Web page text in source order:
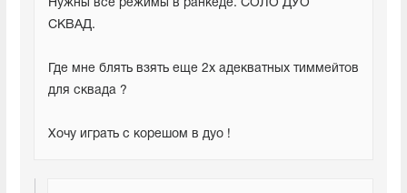
Нужны все режимы в ранкеде. СОЛО ДУО
СКВАД.
Где мне блять взять еще 2х адекватных тиммейтов
для сквада ?
Хочу играть с корешом в дуо !